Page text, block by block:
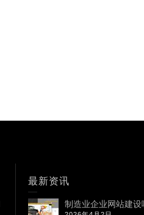
最新资讯
制造业企业网站建